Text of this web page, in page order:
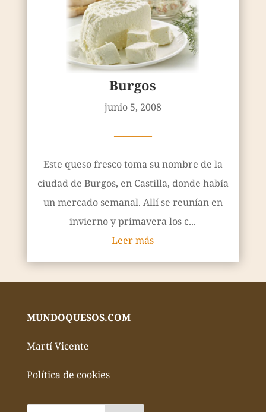
Burgos
junio 5, 2008
————
Este queso fresco toma su nombre de la
ciudad de Burgos, en Castilla, donde había
un mercado semanal. Allí se reunían en
invierno y primavera los c...
Leer más
MUNDOQUESOS.COM
Martí Vicente
Política de cookies